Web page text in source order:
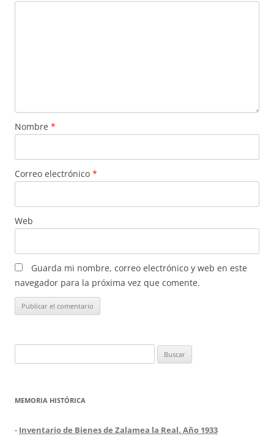
Nombre *
Correo electrónico *
Web
Guarda mi nombre, correo electrónico y web en este
navegador para la próxima vez que comente.
MEMORIA HISTÓRICA
- Inventario de Bienes de Zalamea la Real. Año 1933